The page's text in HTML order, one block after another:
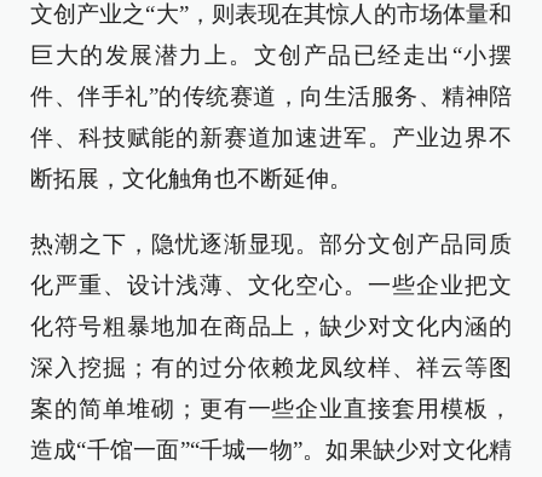
文创产业之“大”，则表现在其惊人的市场体量和
巨大的发展潜力上。文创产品已经走出“小摆
件、伴手礼”的传统赛道，向生活服务、精神陪
伴、科技赋能的新赛道加速进军。产业边界不
断拓展，文化触角也不断延伸。
热潮之下，隐忧逐渐显现。部分文创产品同质
化严重、设计浅薄、文化空心。一些企业把文
化符号粗暴地加在商品上，缺少对文化内涵的
深入挖掘；有的过分依赖龙凤纹样、祥云等图
案的简单堆砌；更有一些企业直接套用模板，
造成“千馆一面”“千城一物”。如果缺少对文化精